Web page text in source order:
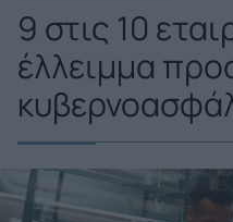
9 στις 10
έλλειμμα